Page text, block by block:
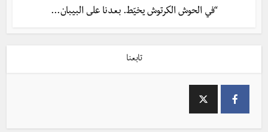
“في الحوش الكرتوش يخيّط. بعدنا على البيبان...
تابعنا